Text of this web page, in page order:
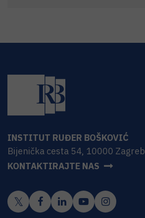
INSTITUT RUĐER BOŠKOVIĆ
Bijenička cesta 54, 10000 Zagreb
KONTAKTIRAJTE NAS